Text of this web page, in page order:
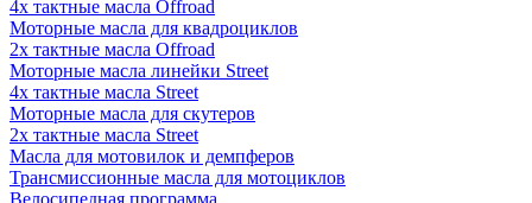
4х тактные масла Offroad
Моторные масла для квадроциклов
2х тактные масла Offroad
Моторные масла линейки Street
4х тактные масла Street
Моторные масла для скутеров
2х тактные масла Street
Масла для мотовилок и демпферов
Трансмиссионные масла для мотоциклов
Велосипедная программа